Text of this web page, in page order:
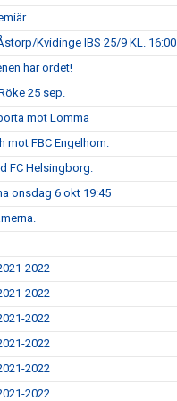
Kvidinge IBS 25/9 KL. 16:00
har ordet!
25 sep.
mot Lomma
mot FBC Engelhom.
FC Helsingborg.
onsdag 6 okt 19:45
2022
2022
2022
2022
2022
2022